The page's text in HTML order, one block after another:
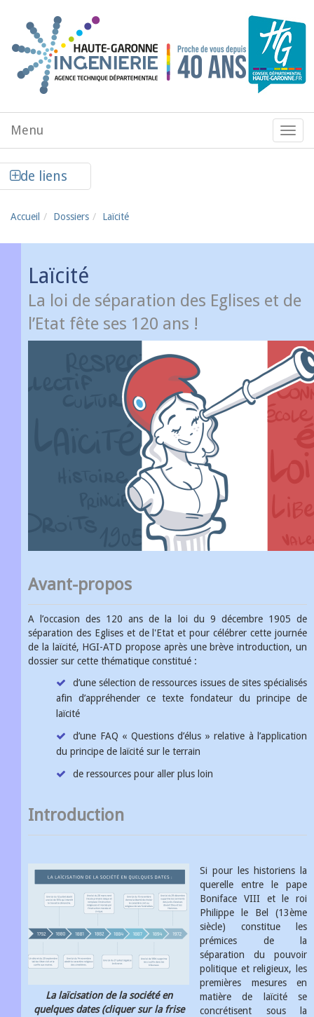
Menu
de
Menu
de liens
Accueil Dossiers Laïcité
Laïcité
La loi de séparation des Eglises et de
l’Etat fête ses 120 ans !
Avant-propos
A l’occasion des 120 ans de la loi du 9 décembre 1905 de
séparation des Eglises et de l'Etat et pour célébrer cette journée
de la laïcité, HGI-ATD propose après une brève introduction, un
dossier sur cette thématique constitué :
d’une sélection de ressources issues de sites spécialisés
afin d’appréhender ce texte fondateur du principe de
laïcité
d’une FAQ « Questions d’élus » relative à l’application
du principe de laïcité sur le terrain
de ressources pour aller plus loin
Introduction
La laïcisation de la société en
quelques dates (cliquer sur la frise
Si pour les historiens la
querelle entre le pape
Boniface VIII et le roi
Philippe le Bel (13ème
siècle) constitue les
prémices de la
séparation du pouvoir
politique et religieux, les
premières mesures en
matière de laïcité se
concrétisent sous la